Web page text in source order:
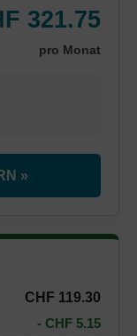
321.75
pro Monat
»
CHF 119.30
- CHF 5.15